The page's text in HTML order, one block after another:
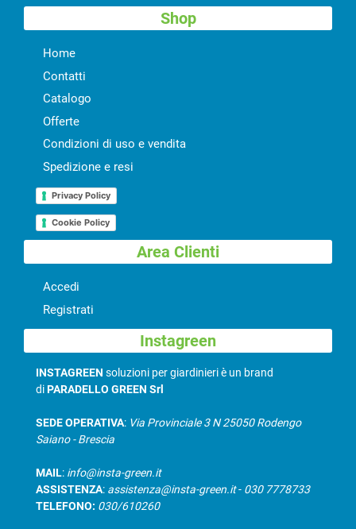
Shop
Home
Contatti
Catalogo
Offerte
Condizioni di uso e vendita
Spedizione e resi
Privacy Policy
Cookie Policy
Area Clienti
Accedi
Registrati
Instagreen
INSTAGREEN soluzioni per giardinieri è un brand
diPARADELLO GREEN Srl
SEDE OPERATIVA: Via Provinciale 3 N 25050 Rodengo
Saiano - Brescia
MAIL: info@insta-green.it
ASSISTENZA: assistenza@insta-green.it- 030 7778733
TELEFONO: 030/610260